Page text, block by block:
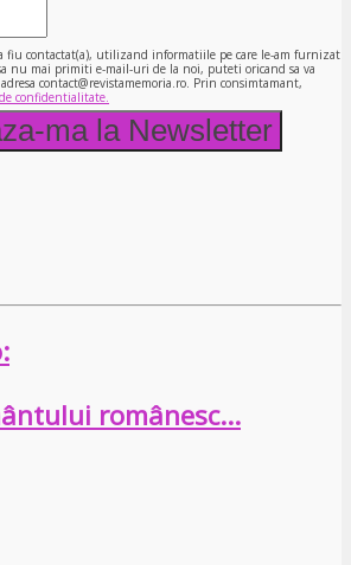
fiu contactat(a), utilizand informatiile pe care le-am furnizat
nu mai primiti e-mail-uri de la noi, puteti oricand sa va
contact@revistamemoria.ro. Prin consimtamant,
confidentialitate.
românesc…